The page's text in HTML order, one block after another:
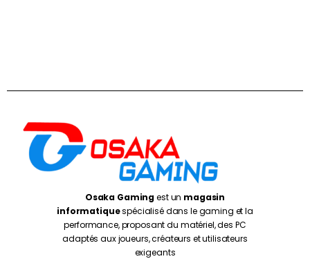
Osaka Gamingest un magasin
informatiquespécialisé dans le gaming et la
performance, proposant du matériel, des PC
adaptés aux joueurs, créateurs et utilisateurs
exigeants